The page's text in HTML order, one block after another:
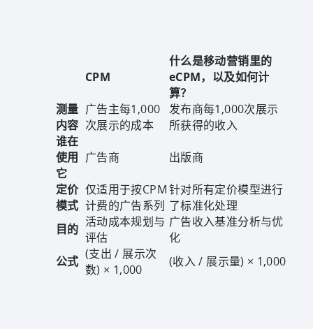
CPM
什么是移动营销里的
eCPM，以及如何计
算？
测量
内容
广告主每1,000
次展示的成本
发布商每1,000次展示
所获得的收入
谁在
使用
它
广告商 出版商
定价
模式
仅适用于按CPM
计费的广告系列
针对所有定价模型进行
了标准化处理
目的 活动成本规划与
评估
广告收入基准分析与优
化
公式 (支出 / 展示次
数) × 1,000
(收入 / 展示量) × 1,000